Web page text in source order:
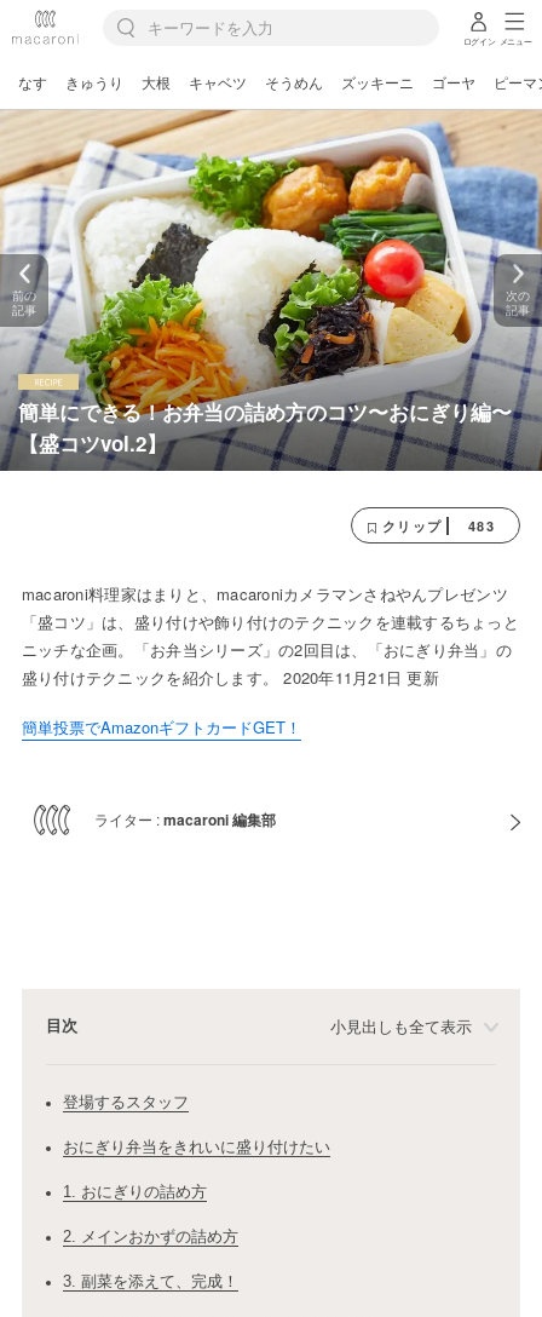
ログイン メニュー
なす きゅうり 大根 キャベツ そうめん ズッキーニ ゴーヤ ピーマ
簡単にできる！お弁当の詰め方のコツ〜おにぎり編〜
【盛コツvol.2】
前の
記事
次の
記事
クリップ 483
macaroni料理家はまりと、macaroniカメラマンさねやんプレゼンツ
「盛コツ」は、盛り付けや飾り付けのテクニックを連載するちょっと
ニッチな企画。「お弁当シリーズ」の2回目は、「おにぎり弁当」の
盛り付けテクニックを紹介します。 2020年11月21日 更新
簡単投票でAmazonギフトカードGET！
ライター :macaroni 編集部
目次 小見出しも全て表示
登場するスタッフ
おにぎり弁当をきれいに盛り付けたい
1. おにぎりの詰め方
2. メインおかずの詰め方
3. 副菜を添えて、完成！